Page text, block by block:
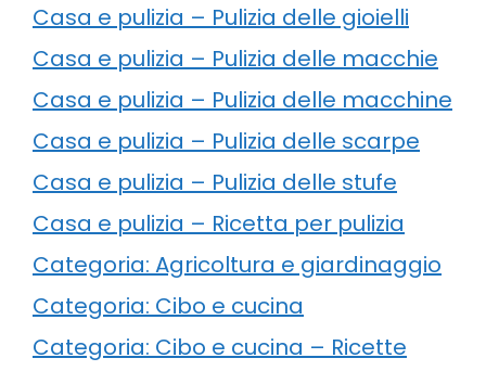
Casa e pulizia – Pulizia delle gioielli
Casa e pulizia – Pulizia delle macchie
Casa e pulizia – Pulizia delle macchine
Casa e pulizia – Pulizia delle scarpe
Casa e pulizia – Pulizia delle stufe
Casa e pulizia – Ricetta per pulizia
Categoria: Agricoltura e giardinaggio
Categoria: Cibo e cucina
Categoria: Cibo e cucina – Ricette